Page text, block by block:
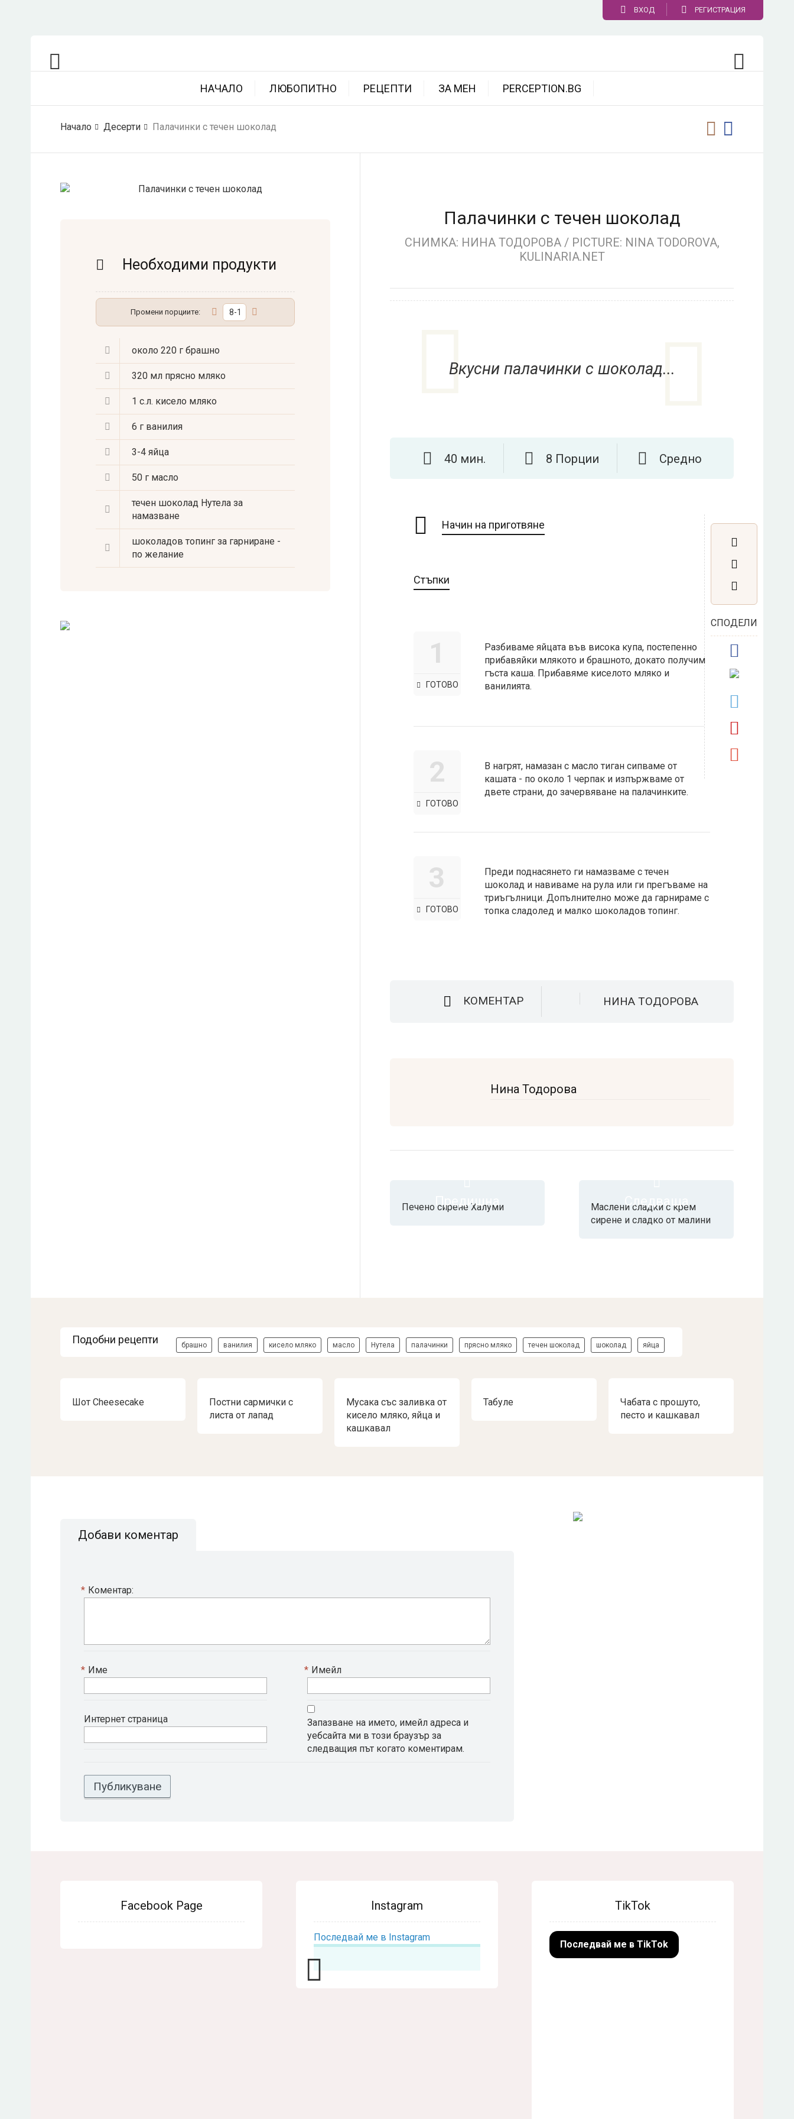
ВХОД РЕГИСТРАЦИЯ
НАЧАЛО ЛЮБОПИТНО РЕЦЕПТИ ЗА МЕН PERCEPTION.BG
Начало Десерти Палачинки с течен шоколад
Необходими продукти
Промени порциите:
около 220 г брашно
320 мл прясно мляко
1 с.л. кисело мляко
6 г ванилия
3-4 яйца
50 г масло
течен шоколад Нутела за
намазване
шоколадов топинг за гарниране -
по желание
Палачинки с течен шоколад
СНИМКА: НИНА ТОДОРОВА / PICTURE: NINA TODOROVA,
KULINARIA.NET
Вкусни палачинки с шоколад...
40 мин. 8 Порции Средно
Начин на приготвяне
СПОДЕЛИ
Стъпки
1
ГОТОВО
Разбиваме яйцата във висока купа, постепенно
прибавяйки млякото и брашното, докато получим
гъста каша. Прибавяме киселото мляко и
ванилията.
2
ГОТОВО
В нагрят, намазан с масло тиган сипваме от
кашата - по около 1 черпак и изпържваме от
двете страни, до зачервяване на палачинките.
3
ГОТОВО
Преди поднасянето ги намазваме с течен
шоколад и навиваме на рула или ги прегъваме на
триъгълници. Допълнително може да гарнираме с
топка сладолед и малко шоколадов топинг.
КОМЕНТАР НИНА ТОДОРОВА
Нина Тодорова
Предишна
Печено сирене Халуми
Маслени сладки с крем
сирене и сладко от малини
Подобни рецепти брашно ванилия кисело мляко масло Нутела палачинки прясно мляко течен шоколад шоколад яйца
Шот Cheesecake
Постни сармички с
листа от лапад
Мусака със заливка от
кисело мляко, яйца и
кашкавал
Табуле
Чабата с прошуто,
песто и кашкавал
Добави коментар
Коментар:
*
Име
* Имейл
*
Интернет страница
Запазване на името, имейл адреса и
уебсайта ми в този браузър за
следващия път когато коментирам.
Facebook Page Instagram
Последвай ме в Instagram
TikTok
Последвай ме в TikTok